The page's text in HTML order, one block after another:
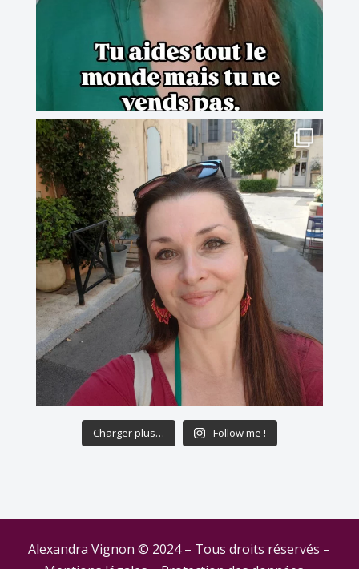
Charger plus… Follow me !
Alexandra Vignon © 2024 – Tous droits réservés –